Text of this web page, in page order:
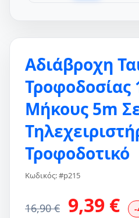
Αδιάβροχη
Τροφοδοσίας
Μήκους 5m
Τροφοδοτικό
Κωδικός: #p215
16,90 € 9,39 € -